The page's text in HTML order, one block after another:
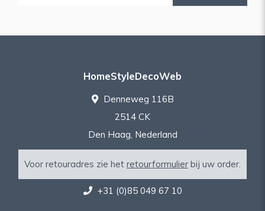
HomeStyleDecoWeb
Denneweg 116B
2514 CK
Den Haag, Nederland
Voor retouradres zie het retourformulier bij uw order.
+31 (0)85 049 67 10